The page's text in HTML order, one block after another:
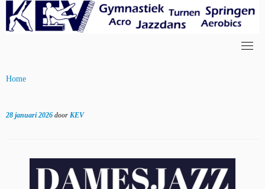
content
Home
28 januari 2026 door KEV